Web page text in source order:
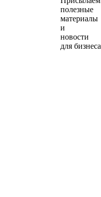
полезные
материалы
и
новости
для бизнеса